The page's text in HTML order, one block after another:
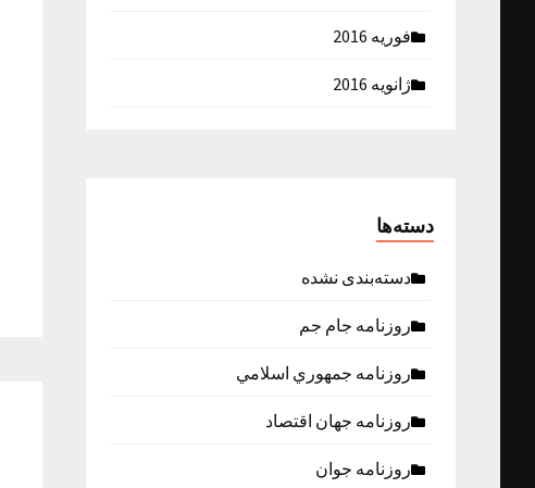
فوریه 2016
ژانویه 2016
دسته‌ها
دسته‌بندی نشده
روزنامه جام جم
روزنامه جمهوري اسلامي
روزنامه جهان اقتصاد
روزنامه جوان